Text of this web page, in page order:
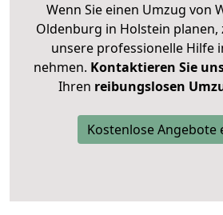
Wenn Sie einen Umzug von
Oldenburg in Holstein planen,
unsere professionelle Hilfe
nehmen. Kontaktieren Sie
Ihren reibungslosen
Kostenlose Angebote